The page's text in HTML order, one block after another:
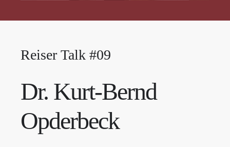
STOFFE
NEWS
REISER
KONTAKT & ÖFFNUNGSZEITEN
Reiser Talk #09
Dr. Kurt-Bernd
Opderbeck